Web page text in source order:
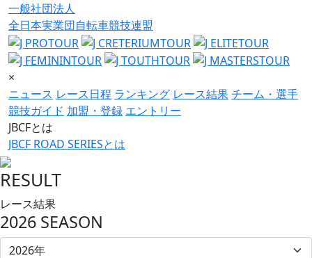
一般社団法人
全日本実業団自転車競技連盟
×
ニュース レース日程 ランキング レース結果チーム・選手
競技ガイド 加盟・登録 エントリー
JBCFとは
JBCF ROAD SERIESとは
RESULT
レース結果
2026 SEASON